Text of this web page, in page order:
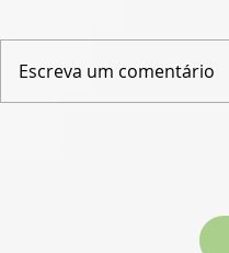
Escreva um comentário